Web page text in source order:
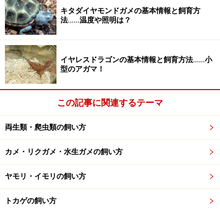
キタダイヤモンドガメの基本情報と飼育方
法……温度や照明は？
イヤレスドラゴンの基本情報と飼育方法……小
型のアガマ！
この記事に関連するテーマ
両生類・爬虫類の飼い方
カメ・リクガメ・水生ガメの飼い方
ヤモリ・イモリの飼い方
トカゲの飼い方